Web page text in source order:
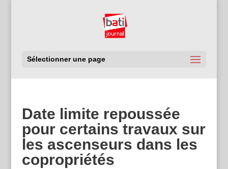
Sélectionner une page
Date limite repoussée
pour certains travaux sur
les ascenseurs dans les
copropriétés